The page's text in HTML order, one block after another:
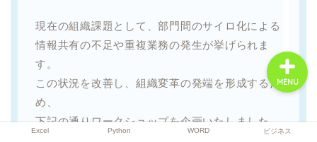
現在の組織課題として、部門間のサイロ化による
情報共有の不足や重複業務の発生が挙げられま
す。
この状況を改善し、組織変革の発端を形成するた
め、
下記の通りワークショップを企画いたしました。
Excel Python WORD ビジネス
MENU